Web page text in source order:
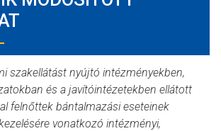
szakellátást nyújtó intézményekben,
és a javítóintézetekben ellátott
felnőttek bántalmazási eseteinek
vonatkozó intézményi,